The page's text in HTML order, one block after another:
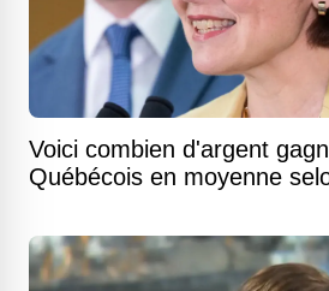
Voici combien d'argent
Québécois en moyenne